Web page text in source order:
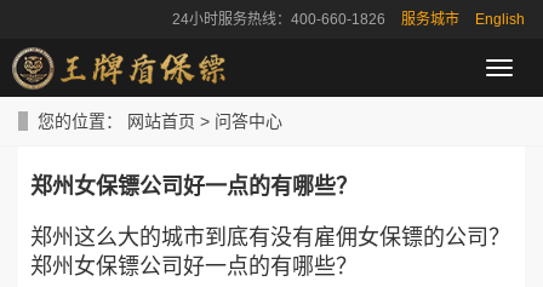
24小时服务热线：400-660-1826 服务城市 English
导
航
您的位置： 网站首页 > 问答中心
郑州女保镖公司好一点的有哪些？
郑州这么大的城市到底有没有雇佣女保镖的公司？
郑州女保镖公司好一点的有哪些？